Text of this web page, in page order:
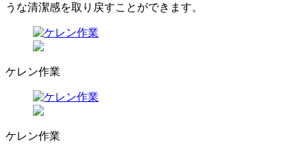
うな清潔感を取り戻すことができます。
ケレン作業
ケレン作業